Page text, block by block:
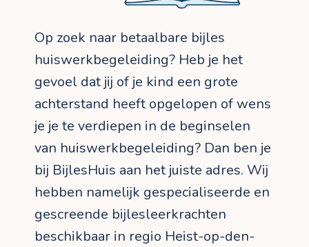
Op zoek naar betaalbare bijles
huiswerkbegeleiding? Heb je het
gevoel dat jij of je kind een grote
achterstand heeft opgelopen of wens
je je te verdiepen in de beginselen
van huiswerkbegeleiding? Dan ben je
bij BijlesHuis aan het juiste adres. Wij
hebben namelijk gespecialiseerde en
gescreende bijlesleerkrachten
beschikbaar in regio Heist-op-den-